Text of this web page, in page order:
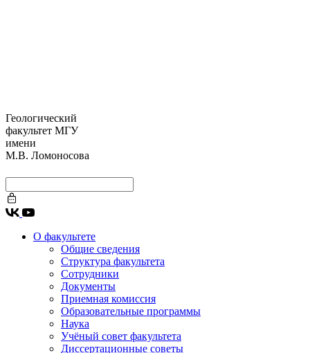
Геологический
факультет МГУ
имени
М.В. Ломоносова
О факультете
Общие сведения
Структура факультета
Сотрудники
Документы
Приемная комиссия
Образовательные программы
Наука
Учёный совет факультета
Диссертационные советы